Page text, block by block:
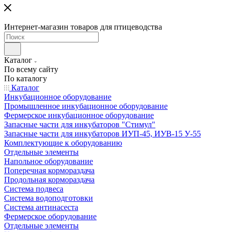
Интернет-магазин товаров для птицеводства
Каталог
По всему сайту
По каталогу
Каталог
Инкубационное оборудование
Промышленное инкубационное оборудование
Фермерское инкубационное оборудование
Запасные части для инкубаторов "Стимул"
Запасные части для инкубаторов ИУП-45, ИУВ-15 У-55
Комплектующие к оборудованию
Отдельные элементы
Напольное оборудование
Поперечная кормораздача
Продольная кормораздача
Система подвеса
Система водоподготовки
Система антинасеста
Фермерское оборудование
Отдельные элементы